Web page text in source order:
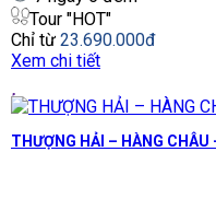
Tour "HOT"
Chỉ từ 23.690.000đ
Xem chi tiết
THƯỢNG HẢI – HÀNG CHÂU